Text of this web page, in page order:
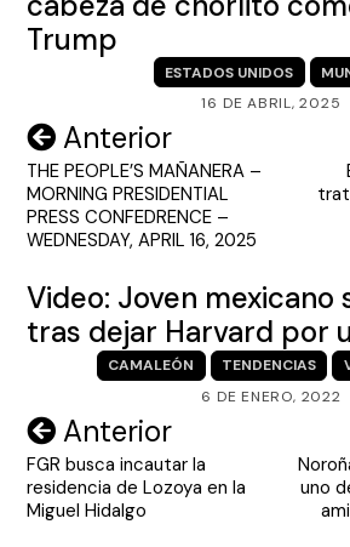
Trump
ESTADOS UNIDOS
16 DE ABRIL, 2025
Navegación
de
entradas
Anterior
THE PEOPLE’S MAÑANERA –
MORNING PRESIDENTIAL
PRESS CONFEDRENCE –
WEDNESDAY, APRIL 16, 2025
Video: Joven mexicano
tras dejar Harvard por
CAMALEÓN TENDENCIAS
6 DE ENERO, 2022
Navegación
de
entradas
Anterior
FGR busca incautar la
residencia de Lozoya en la
Miguel Hidalgo
uno